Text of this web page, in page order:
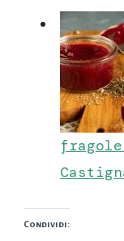
Condividi: